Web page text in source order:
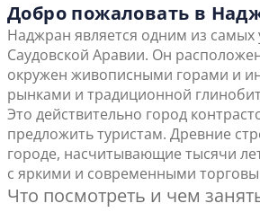
Добро пожаловать в
Наджран является одним из самых
Саудовской Аравии. Он
окружен живописными горами и
рынками и традиционной
Это действительно город
предложить туристам. Древние
городе, насчитывающие тысячи
с яркими и современными
Что посмотреть и чем